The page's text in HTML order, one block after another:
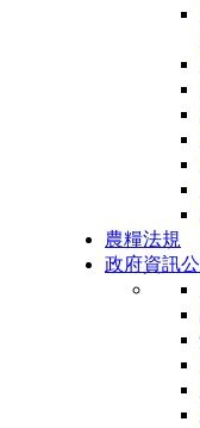
農糧法規
政府資訊